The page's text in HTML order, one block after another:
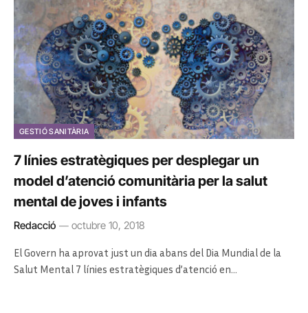
GESTIÓ SANITÀRIA
7 línies estratègiques per desplegar un
model d’atenció comunitària per la salut
mental de joves i infants
Redacció octubre 10, 2018
El Govern ha aprovat just un dia abans del Dia Mundial de la
Salut Mental 7 línies estratègiques d’atenció en…